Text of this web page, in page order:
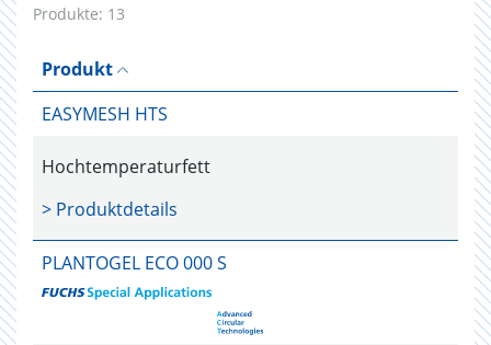
Produkte: 13
Produkt
EASYMESH HTS
Hochtemperaturfett
> Produktdetails
PLANTOGEL ECO 000 S